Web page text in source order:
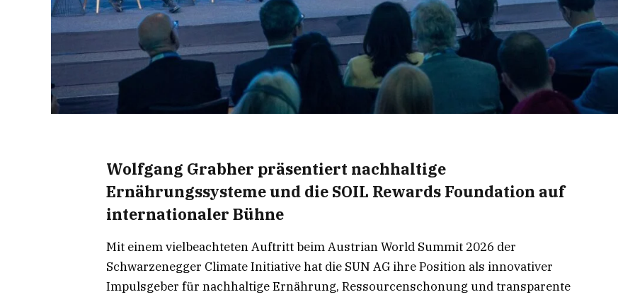
Wolfgang Grabher präsentiert nachhaltige
Ernährungssysteme und die SOIL Rewards Foundation auf
internationaler Bühne
Mit einem vielbeachteten Auftritt beim Austrian World Summit 2026 der
Schwarzenegger Climate Initiative hat die SUN AG ihre Position als innovativer
Impulsgeber für nachhaltige Ernährung, Ressourcenschonung und transparente